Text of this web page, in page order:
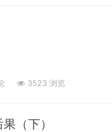
3523 浏览
（下）